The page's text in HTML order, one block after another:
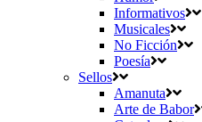
Informativos
Musicales
No Ficción
Poesía
Sellos
Amanuta
Arte de Babor